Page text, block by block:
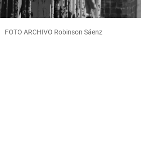
FOTO ARCHIVO Robinson Sáenz